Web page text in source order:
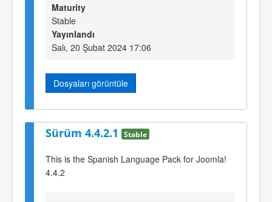
Maturity
Stable
Yayınlandı
Salı, 20 Şubat 2024 17:06
Dosyaları görüntüle
Sürüm 4.4.2.1 Stable
This is the Spanish Language Pack for Joomla!
4.4.2